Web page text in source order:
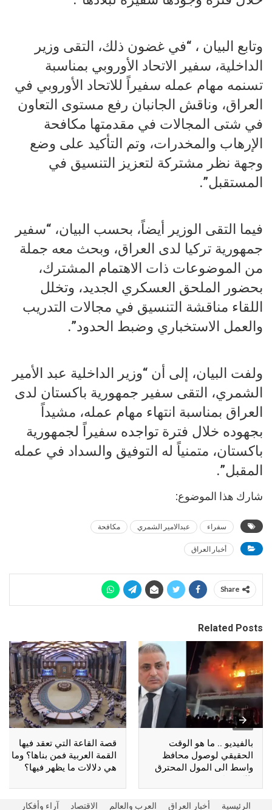
وتابع البيان ، “في غضون ذلك، التقى وزير
الداخلية، سفير الاتحاد الأوروبي بمناسبة
تسنمه مهام عمله سفيراً للاتحاد الأوروبي في
العراق، وناقش الجانبان رفع مستوى التعاون
في شتى المجالات في مقدمتها مكافحة
الإرهاب والمخدرات، وتم التأكيد على وضع
وجهة نظر مشتركة لتعزيز التنسيق في
المستقبل”.
فيما التقى الوزير أيضاً، بحسب البيان، “سفير
جمهورية تركيا لدى العراق، وبحث معه جملة
من الموضوعات ذات الاهتمام المشترك،
بحضور الملحق العسكري الجديد، وتخلل
اللقاء مناقشة التنسيق في مجالات التدريب
والعمل الاستخباري وضبط الحدود”.
ولفت البيان، إلى أن “وزير الداخلية عبد الأمير
الشمري، التقى سفير جمهورية باكستان لدى
العراق بمناسبة انتهاء مهام عمله، مشيداً
بجهوده خلال فترة تواجده سفيراً لجمهورية
باكستان، متمنياً له التوفيق والسداد في عمله
المقبل”.
شارك هذا الموضوع:
سفراء عبدالامير الشمري مكافحة
أخبار العراق
Share
Related Posts
بالفيديو .. ما هو الوقت
الحقيقي لوصول محافظ
واسط الى المول المحترق
بالكوت؟
قصة القاعة التي تعقد فيها
القمة العربية فمن بناها؟ وما
هي دلالات ما يظهر فيها؟
الرئيسية أخبار العراق العرب والعالم الاقتصاد آراء وأفكار